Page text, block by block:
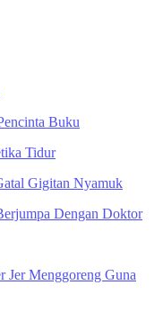
Buku
Tidur
Gigitan Nyamuk
Dengan Doktor
Jer Menggoreng Guna